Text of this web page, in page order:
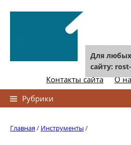
Контакты сайта
О
Рубрики
Главная/ Инструменты /
Для
сайту: